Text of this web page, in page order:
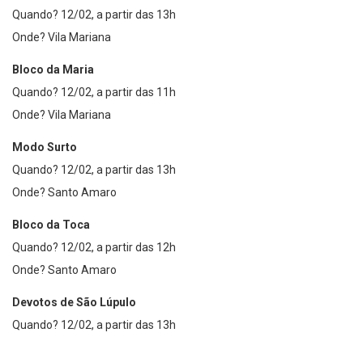
Quando? 12/02, a partir das 13h
Onde? Vila Mariana
Bloco da Maria
Quando? 12/02, a partir das 11h
Onde? Vila Mariana
Modo Surto
Quando? 12/02, a partir das 13h
Onde? Santo Amaro
Bloco da Toca
Quando? 12/02, a partir das 12h
Onde? Santo Amaro
Devotos de São Lúpulo
Quando? 12/02, a partir das 13h